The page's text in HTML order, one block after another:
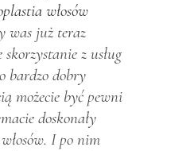
włosów
was już teraz
z usług
bardzo dobry
możecie być pewni
doskonały
I po nim